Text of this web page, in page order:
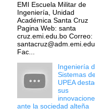
EMI Escuela Militar de
Ingeniería, Unidad
Académica Santa Cruz
Pagina Web: santa
cruz.emi.edu.bo Correo:
Fac...
Ingeniería
Sistemas
UPEA
sus
ante la sociedad alteña